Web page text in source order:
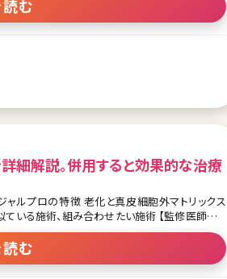
もにコラ
む
細解説。併用すると効果的な治療
術、組み合わせたい施術 【監修医師から
皮を日頃からケアしておくことは、見た目にハリ
レーザーの反応を高めたり、炎症に耐えうる肌に
入の刺激自体が細胞がコラーゲンやエラスチンの
む